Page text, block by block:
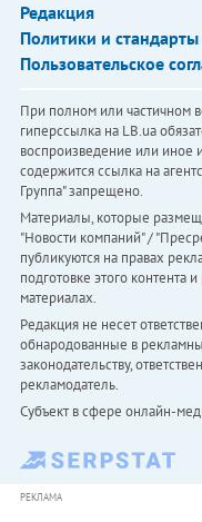
Редакция
Политики и стандарты
Пользовательское
При полном или частичном
гиперссылка на LB.ua
воспроизведение или иное
содержится ссылка на
Группа" запрещено.
Материалы, которые
"Новости компаний" /
публикуются на правах
подготовке этого контента
материалах.
Редакция не несет
обнародованные в
законодательству,
рекламодатель.
Субъект в сфере онлайн-
РЕКЛАМА